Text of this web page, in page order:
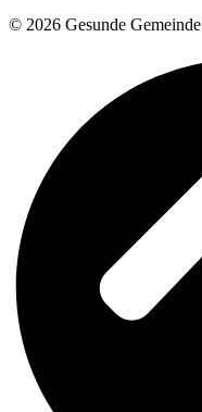
© 2026 Gesunde